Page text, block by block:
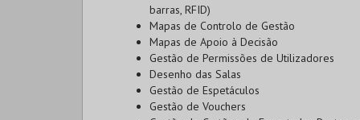
barras, RFID)
Mapas de Controlo de Gestão
Mapas de Apoio à Decisão
Gestão de Permissões de Utilizadores
Desenho das Salas
Gestão de Espetáculos
Gestão de Vouchers